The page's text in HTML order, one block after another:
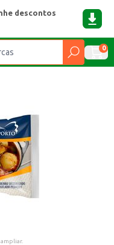
descontos
0